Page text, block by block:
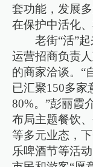
套功能，发展
在保护中活化
老街“活”
运营招商负责
的商家洽谈。“
已汇聚150多家
80%。”彭丽霞
布局主题餐饮
等多元业态，
乐啤酒节等活